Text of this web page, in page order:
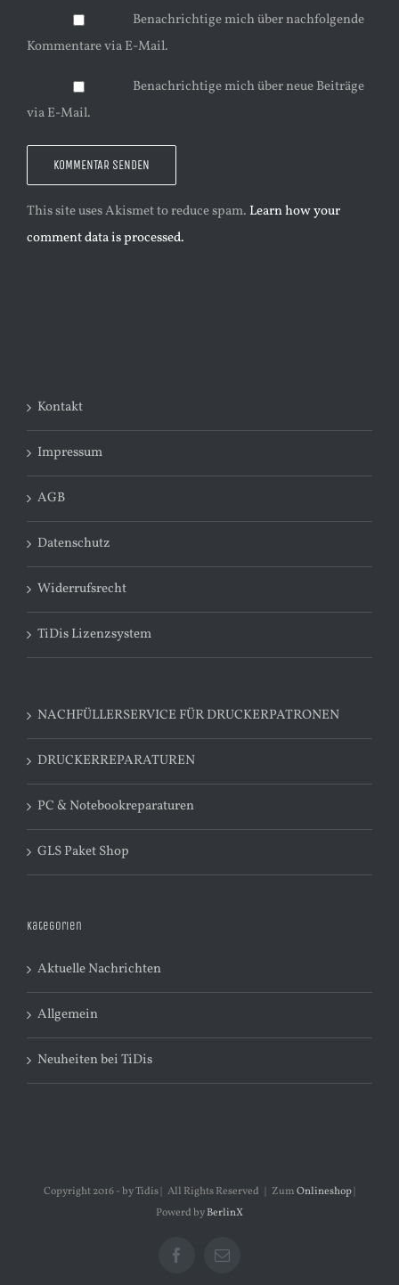
Benachrichtige mich über nachfolgende
Kommentare via E-Mail.
Benachrichtige mich über neue Beiträge
via E-Mail.
This site uses Akismet to reduce spam. Learn how your
comment data is processed.
Kontakt
Impressum
AGB
Datenschutz
Widerrufsrecht
TiDis Lizenzsystem
NACHFÜLLERSERVICE FÜR DRUCKERPATRONEN
DRUCKERREPARATUREN
PC & Notebookreparaturen
GLS Paket Shop
Kategorien
Aktuelle Nachrichten
Allgemein
Neuheiten bei TiDis
Copyright 2016 - by Tidis | All Rights Reserved | ZumOnlineshop
Powerd byBerlinX
Facebook
E-